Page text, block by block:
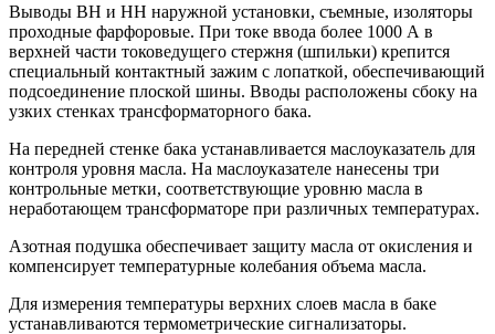
Выводы ВН и НН наружной установки, съемные, изоляторы
проходные фарфоровые. При токе ввода более 1000 А в
верхней части токоведущего стержня (шпильки) крепится
специальный контактный зажим с лопаткой, обеспечивающий
подсоединение плоской шины. Вводы расположены сбоку на
узких стенках трансформаторного бака.
На передней стенке бака устанавливается маслоуказатель для
контроля уровня масла. На маслоуказателе нанесены три
контрольные метки, соответствующие уровню масла в
неработающем трансформаторе при различных температурах.
Азотная подушка обеспечивает защиту масла от окисления и
компенсирует температурные колебания объема масла.
Для измерения температуры верхних слоев масла в баке
устанавливаются термометрические сигнализаторы.